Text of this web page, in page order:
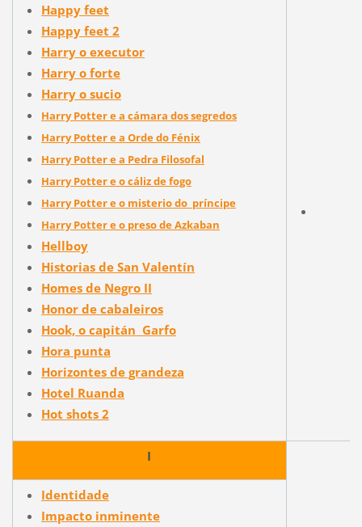
Happy feet
Happy feet 2
Harry o executor
Harry o forte
Harry o sucio
Harry Potter e a cámara dos segredos
Harry Potter e a Orde do Fénix
Harry Potter e a Pedra Filosofal
Harry Potter e o cáliz de fogo
Harry Potter e o misterio do príncipe
Harry Potter e o preso de Azkaban
Hellboy
Historias de San Valentín
Homes de Negro II
Honor de cabaleiros
Hook, o capitán Garfo
Hora punta
Horizontes de grandeza
Hotel Ruanda
Hot shots 2
I
Identidade
Impacto inminente